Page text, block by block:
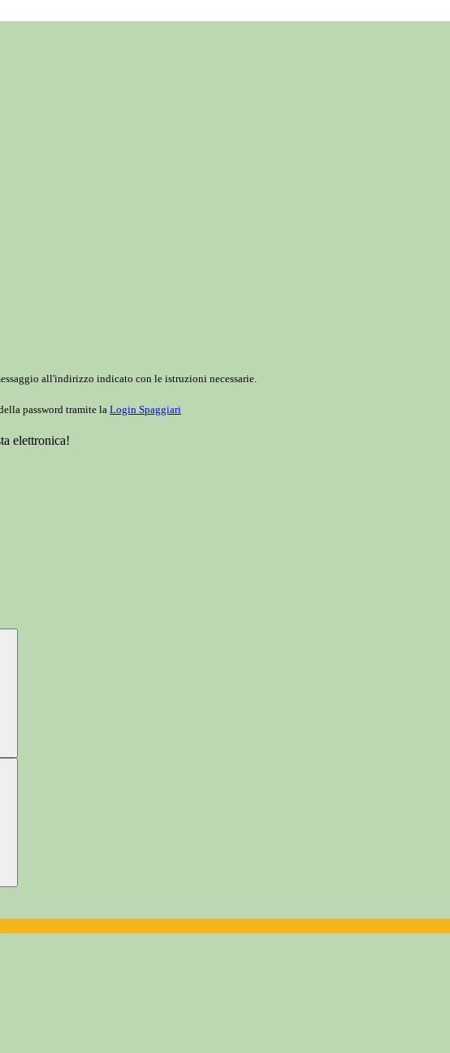
all'indirizzo indicato con le istruzioni necessarie.
password tramite la Login Spaggiari
elettronica!